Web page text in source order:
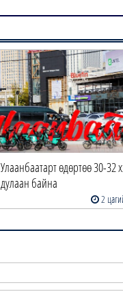
Улаанбаатарт өдөртөө 30-32
дулаан байна
2